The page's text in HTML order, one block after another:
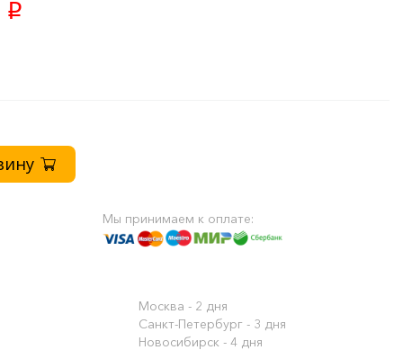
p
Мы принимаем к оплате:
Москва - 2 дня
Санкт-Петербург - 3 дня
Новосибирск - 4 дня